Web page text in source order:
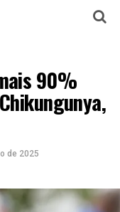
90%
de 2025